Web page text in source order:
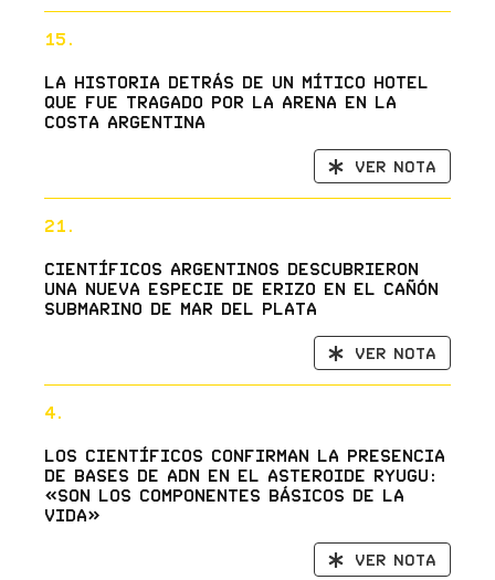
15.
La historia detrás de un mítico hotel
que fue tragado por la arena en la
costa argentina
Ver nota
21.
Científicos argentinos descubrieron
una nueva especie de erizo en el cañón
submarino de Mar del Plata
Ver nota
4.
Los científicos confirman la presencia
de bases de ADN en el asteroide Ryugu:
«son los componentes básicos de la
vida»
Ver nota